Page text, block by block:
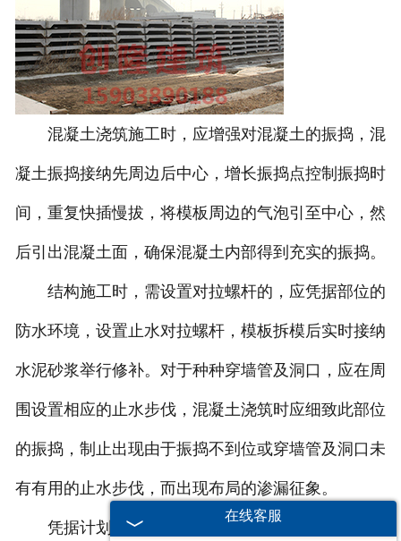
混凝土浇筑施工时，应增强对混凝土的振捣，混
凝土振捣接纳先周边后中心，增长振捣点控制振捣时
间，重复快插慢拔，将模板周边的气泡引至中心，然
后引出混凝土面，确保混凝土内部得到充实的振捣。
结构施工时，需设置对拉螺杆的，应凭据部位的
防水环境，设置止水对拉螺杆，模板拆模后实时接纳
水泥砂浆举行修补。对于种种穿墙管及洞口，应在周
围设置相应的止水步伐，混凝土浇筑时应细致此部位
的振捣，制止出现由于振捣不到位或穿墙管及洞口未
有有用的止水步伐，而出现布局的渗漏征象。
凭据计划要求设置后浇带，并按要求设置止水钢
在线客服